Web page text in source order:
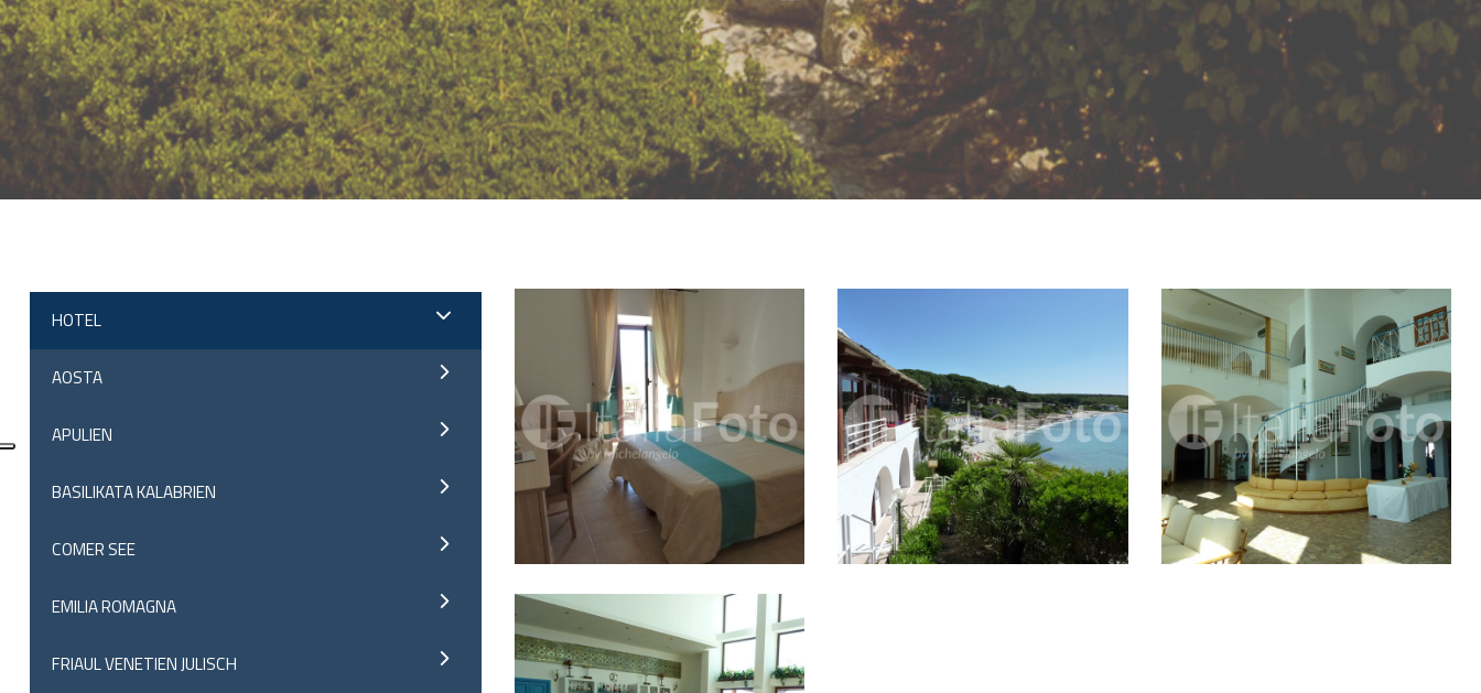
HOTEL
AOSTA
APULIEN
BASILIKATA KALABRIEN
COMER SEE
EMILIA ROMAGNA
FRIAUL VENETIEN JULISCH